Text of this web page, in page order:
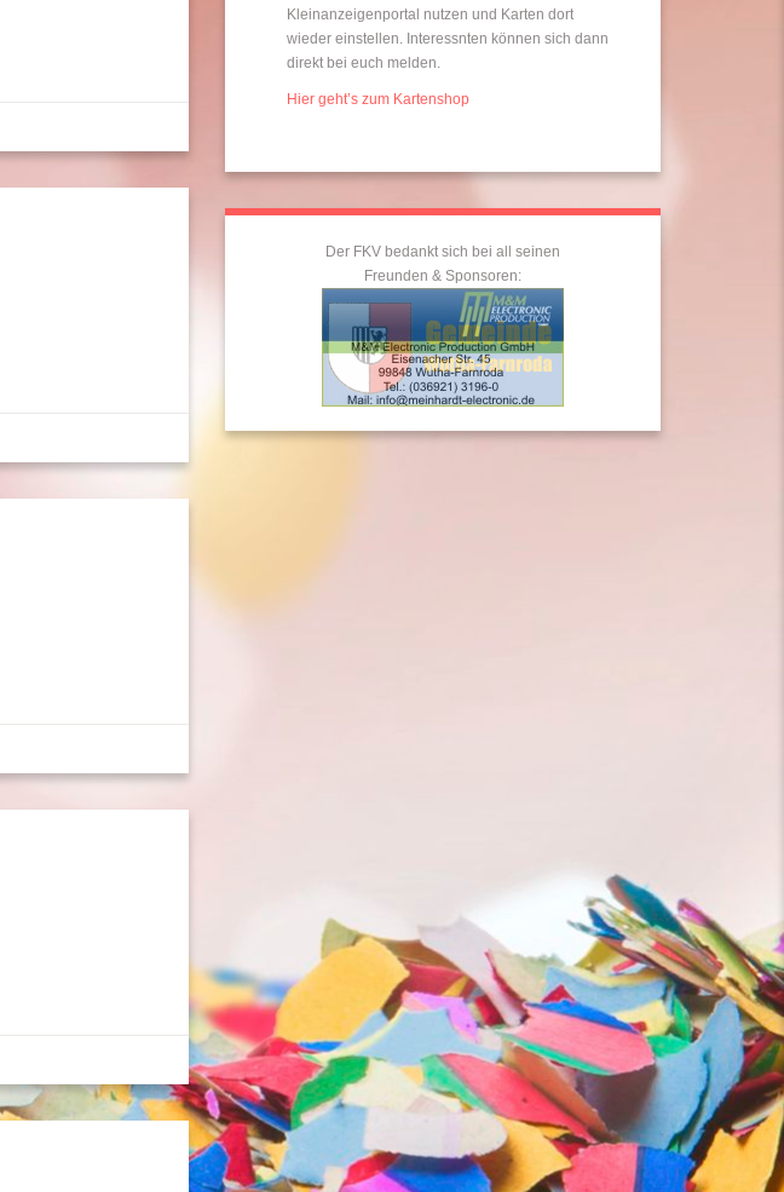
Kleinanzeigenportal nutzen und Karten dort
wieder einstellen. Interessnten können sich dann
direkt bei euch melden.
Hier geht’s zum Kartenshop
Der FKV bedankt sich bei all seinen
Freunden & Sponsoren: